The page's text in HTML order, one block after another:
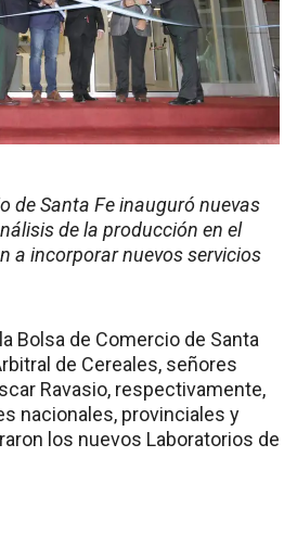
de Santa Fe inauguró nuevas
de la producción en el
a incorporar nuevos servicios
Bolsa de Comercio de Santa
de Cereales, señores
Ravasio, respectivamente,
nacionales, provinciales y
los nuevos Laboratorios de